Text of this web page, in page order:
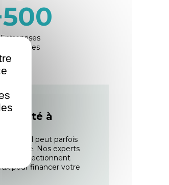
500
Entreprises
partenaires
adapté à
et il peut parfois
adapté. Nos experts
et sélectionnent
pour financer votre